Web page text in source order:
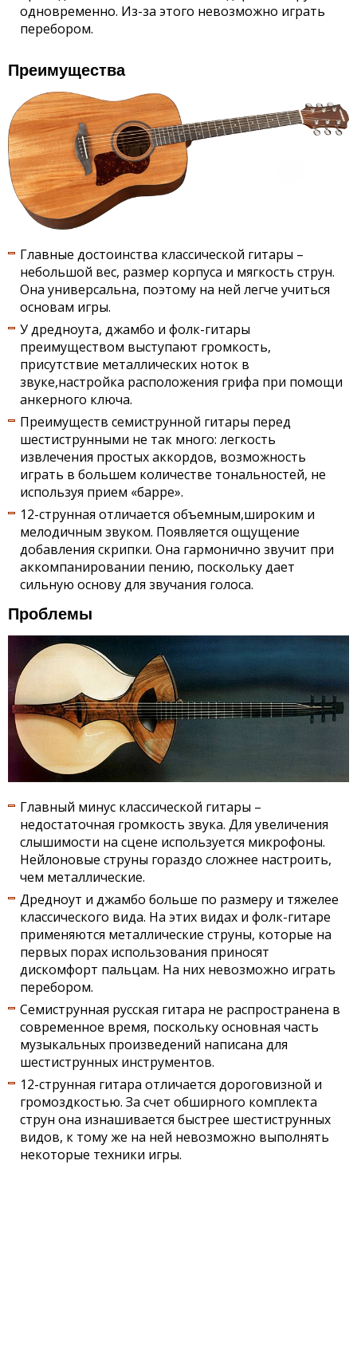
одновременно. Из-за этого невозможно играть
перебором.
Преимущества
Главные достоинства классической гитары –
небольшой вес, размер корпуса и мягкость струн.
Она универсальна, поэтому на ней легче учиться
основам игры.
У дредноута, джамбо и фолк-гитары
преимуществом выступают громкость,
присутствие металлических ноток в
звуке,настройка расположения грифа при помощи
анкерного ключа.
Преимуществ семиструнной гитары перед
шестиструнными не так много: легкость
извлечения простых аккордов, возможность
играть в большем количестве тональностей, не
используя прием «барре».
12-струнная отличается объемным,широким и
мелодичным звуком. Появляется ощущение
добавления скрипки. Она гармонично звучит при
аккомпанировании пению, поскольку дает
сильную основу для звучания голоса.
Проблемы
Главный минус классической гитары –
недостаточная громкость звука. Для увеличения
слышимости на сцене используется микрофоны.
Нейлоновые струны гораздо сложнее настроить,
чем металлические.
Дредноут и джамбо больше по размеру и тяжелее
классического вида. На этих видах и фолк-гитаре
применяются металлические струны, которые на
первых порах использования приносят
дискомфорт пальцам. На них невозможно играть
перебором.
Семиструнная русская гитара не распространена в
современное время, поскольку основная часть
музыкальных произведений написана для
шестиструнных инструментов.
12-струнная гитара отличается дороговизной и
громоздкостью. За счет обширного комплекта
струн она изнашивается быстрее шестиструнных
видов, к тому же на ней невозможно выполнять
некоторые техники игры.